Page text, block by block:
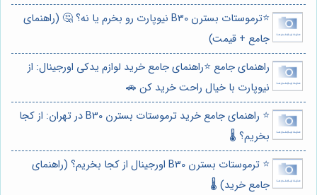
⭐️ترموستات بسترن B30 نیوپارت رو بخرم یا نه؟ 🤔 (راهنمای
جامع + قیمت)
راهنمای جامع ⭐️راهنمای جامع خرید لوازم یدکی اورجینال: از
نیوپارت با خیال راحت خرید کن 🚗
⭐️ راهنمای جامع خرید ترموستات بسترن B30 در تهران: از کجا
بخریم؟ 🌡️
⭐️ ترموستات بسترن B30 اورجینال از کجا بخریم؟ (راهنمای
جامع خرید) 🌡️